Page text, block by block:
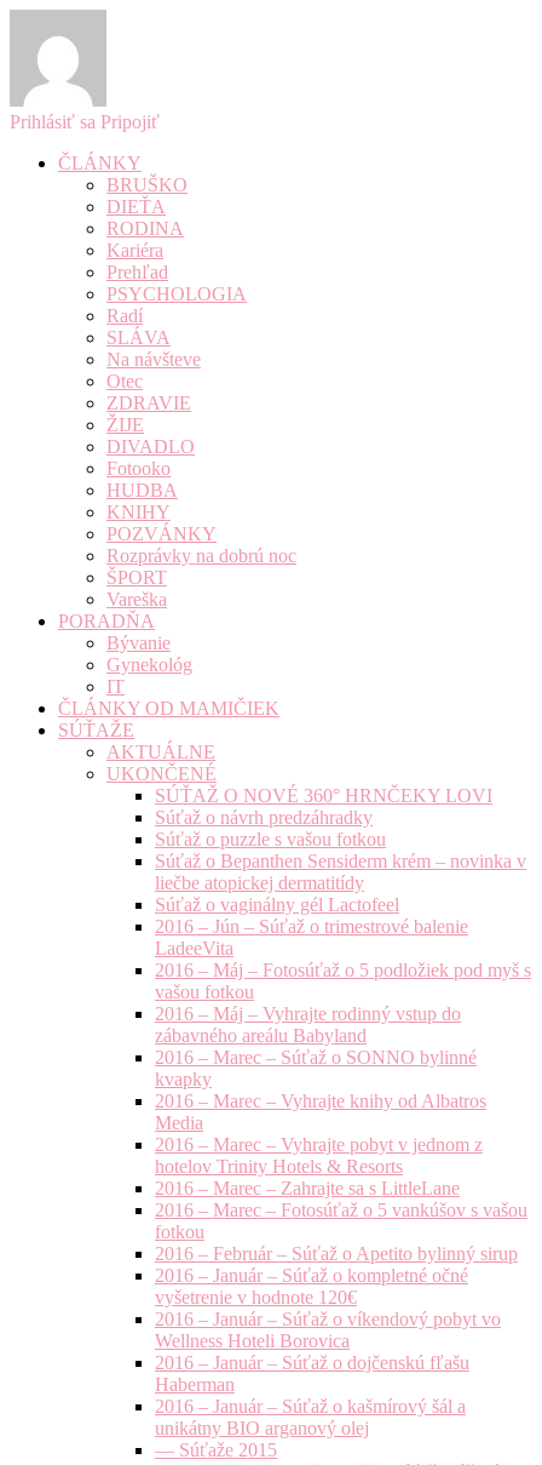
Prihlásiť sa Pripojiť
ČLÁNKY
BRUŠKO
DIEŤA
RODINA
Kariéra
Prehľad
PSYCHOLOGIA
Radí
SLÁVA
Na návšteve
Otec
ZDRAVIE
ŽIJE
DIVADLO
Fotooko
HUDBA
KNIHY
POZVÁNKY
Rozprávky na dobrú noc
ŠPORT
Vareška
PORADŇA
Bývanie
Gynekológ
IT
ČLÁNKY OD MAMIČIEK
SÚŤAŽE
AKTUÁLNE
UKONČENÉ
SÚŤAŽ O NOVÉ 360° HRNČEKY LOVI
Súťaž o návrh predzáhradky
Súťaž o puzzle s vašou fotkou
Súťaž o Bepanthen Sensiderm krém – novinka v
liečbe atopickej dermatitídy
Súťaž o vaginálny gél Lactofeel
2016 – Jún – Súťaž o trimestrové balenie
LadeeVita
2016 – Máj – Fotosúťaž o 5 podložiek pod myš s
vašou fotkou
2016 – Máj – Vyhrajte rodinný vstup do
zábavného areálu Babyland
2016 – Marec – Súťaž o SONNO bylinné
kvapky
2016 – Marec – Vyhrajte knihy od Albatros
Media
2016 – Marec – Vyhrajte pobyt v jednom z
hotelov Trinity Hotels & Resorts
2016 – Marec – Zahrajte sa s LittleLane
2016 – Marec – Fotosúťaž o 5 vankúšov s vašou
fotkou
2016 – Február – Súťaž o Apetito bylinný sirup
2016 – Január – Súťaž o kompletné očné
vyšetrenie v hodnote 120€
2016 – Január – Súťaž o víkendový pobyt vo
Wellness Hoteli Borovica
2016 – Január – Súťaž o dojčenskú fľašu
Haberman
2016 – Január – Súťaž o kašmírový šál a
unikátny BIO arganový olej
— Súťaže 2015